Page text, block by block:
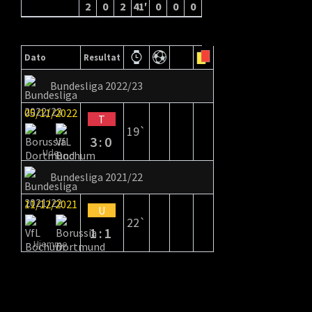
2 0 2 41′ 0 0 0
Dato Resultat
Bundesliga 2022/23
05/11/2022
Ude
T
3:0
19`
Bundesliga 2021/22
11/12/2021
Hjemme
U
1:1
22`